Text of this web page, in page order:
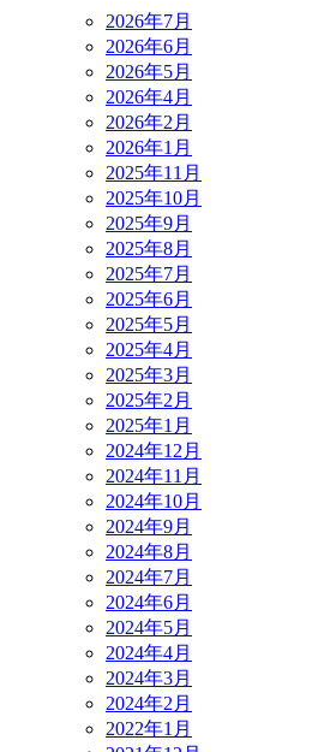
2026年7月
2026年6月
2026年5月
2026年4月
2026年2月
2026年1月
2025年11月
2025年10月
2025年9月
2025年8月
2025年7月
2025年6月
2025年5月
2025年4月
2025年3月
2025年2月
2025年1月
2024年12月
2024年11月
2024年10月
2024年9月
2024年8月
2024年7月
2024年6月
2024年5月
2024年4月
2024年3月
2024年2月
2022年1月